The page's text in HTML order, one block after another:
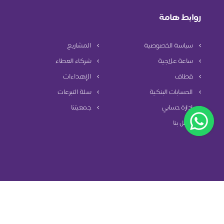
روابط هامة
سياسة الخصوصية
المشاريع
ساعة علاجية
شركاء العطاء
قطاف
الإهداءات
الحسابات البنكية
سلة التبرعات
إدارة حسابي
جمعيتنا
اتصل بنا